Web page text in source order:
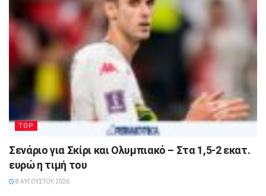
TOP
Σενάριο για Σκίρι και Ολυμπιακό – Στα 1,5-2 εκατ.
ευρώ η τιμή του
8 ΑΥΓΟΎΣΤΟΥ, 2026